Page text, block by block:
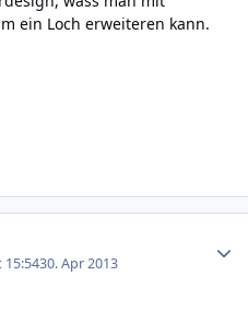
ein Loch erweiteren kann.
15:5430. Apr 2013